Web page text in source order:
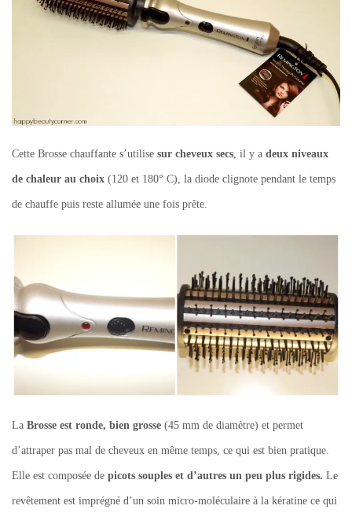
Cette Brosse chauffante s’utilise sur cheveux secs, il y a deux niveaux
de chaleur au choix (120 et 180° C), la diode clignote pendant le temps
de chauffe puis reste allumée une fois prête.
La Brosse est ronde, bien grosse (45 mm de diamètre) et permet
d’attraper pas mal de cheveux en même temps, ce qui est bien pratique.
Elle est composée de picots souples et d’autres un peu plus rigides. Le
revêtement est imprégné d’un soin micro-moléculaire à la kératine ce qui